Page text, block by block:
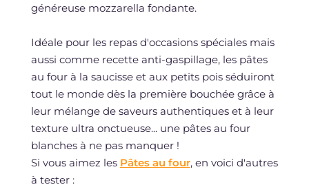
généreuse mozzarella fondante.
Idéale pour les repas d'occasions spéciales mais
aussi comme recette anti-gaspillage, les pâtes
au four à la saucisse et aux petits pois séduiront
tout le monde dès la première bouchée grâce à
leur mélange de saveurs authentiques et à leur
texture ultra onctueuse... une pâtes au four
blanches à ne pas manquer !
Si vous aimez les Pâtes au four, en voici d'autres
à tester :